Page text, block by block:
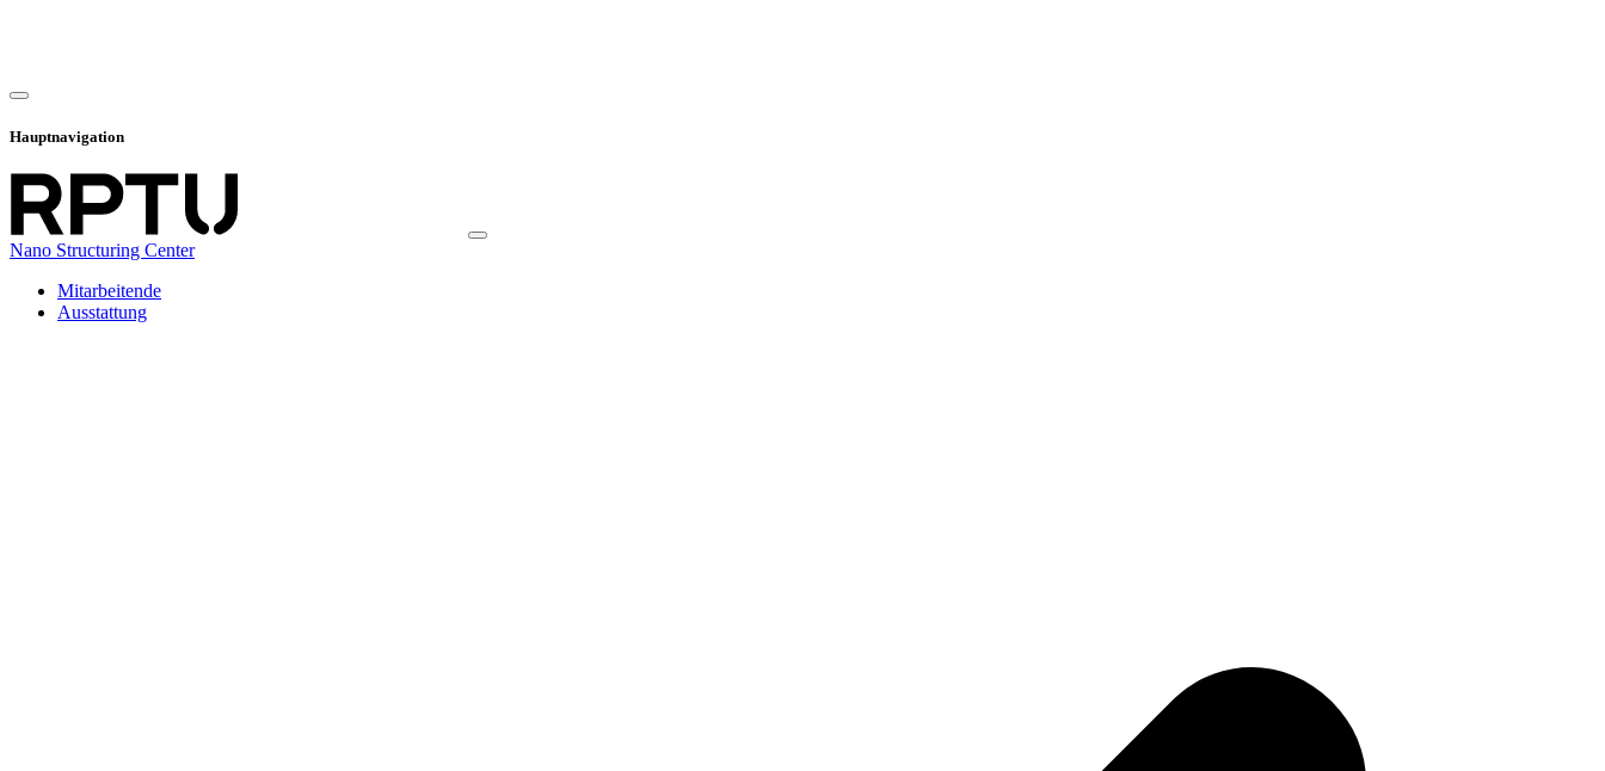
Hauptnavigation
Nano Structuring Center
Mitarbeitende
Ausstattung